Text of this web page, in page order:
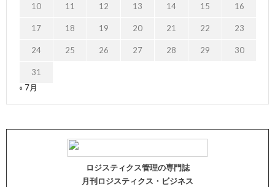
10 11 12 13 14 15 16
17 18 19 20 21 22 23
24 25 26 27 28 29 30
31
« 7月
ロジスティクス管理の専門誌
月刊ロジスティクス・ビジネス